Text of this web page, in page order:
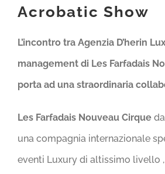
Acrobatic Show
L’incontro tra Agenzia D’herin
management di Les Farfadais
porta ad una straordinaria
Les Farfadais Nouveau Cirque
una compagnia internazionale
eventi Luxury di altissimo livello